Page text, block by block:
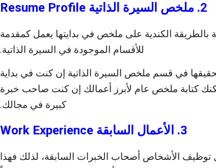
2. ملخص السيرة الذاتية Resume Profile
الكندية على ملخص في بدايتها يعمل كمقدمة
للأقسام الموجودة في السيرة الذاتية.
في قسم ملخص السيرة الذاتية إن كنت في بداية
كتابة ملخص عام لأبرز أعمالك إن كنت صاحب خبرة
كبيرة في مجالك.
3. الأعمال السابقة Work Experience
الأشخاص أصحاب الخبرات السابقة، لذلك فهذا